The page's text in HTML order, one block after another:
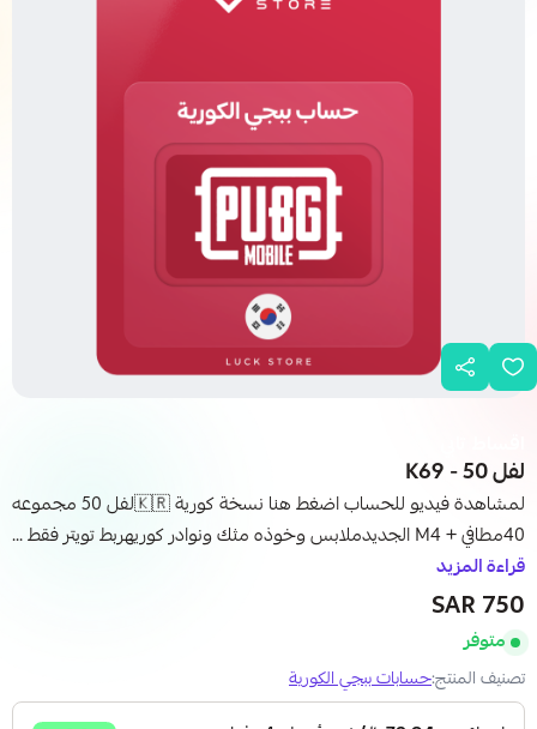
لفل 50 - K69
لمشاهدة فيديو للحساب اضغط هنا نسخة كورية 🇰🇷لفل 50 مجموعه
40مطافي + M4 الجديدملابس وخوذه مثك ونوادر كوريهربط تويتر فقط ...
قراءة المزيد
750 SAR
متوفر
تصنيف المنتج:حسابات ببجي الكورية